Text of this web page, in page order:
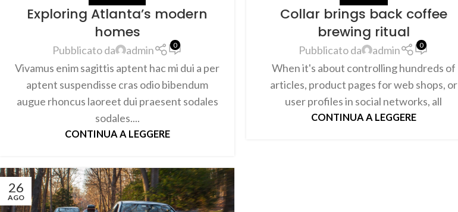
Exploring Atlanta’s modern
homes
Pubblicato da admin 0
Vivamus enim sagittis aptent hac mi dui a per
aptent suspendisse cras odio bibendum
augue rhoncus laoreet dui praesent sodales
sodales....
CONTINUA A LEGGERE
Collar brings back coffee
brewing ritual
Pubblicato da admin 0
When it's about controlling hundreds of
articles, product pages for web shops, or
user profiles in social networks, all
CONTINUA A LEGGERE
26
AGO